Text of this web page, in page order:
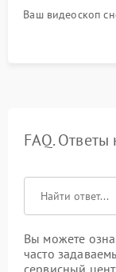
Ваш видеоскоп
FAQ.
Вы можете
часто
сервисный